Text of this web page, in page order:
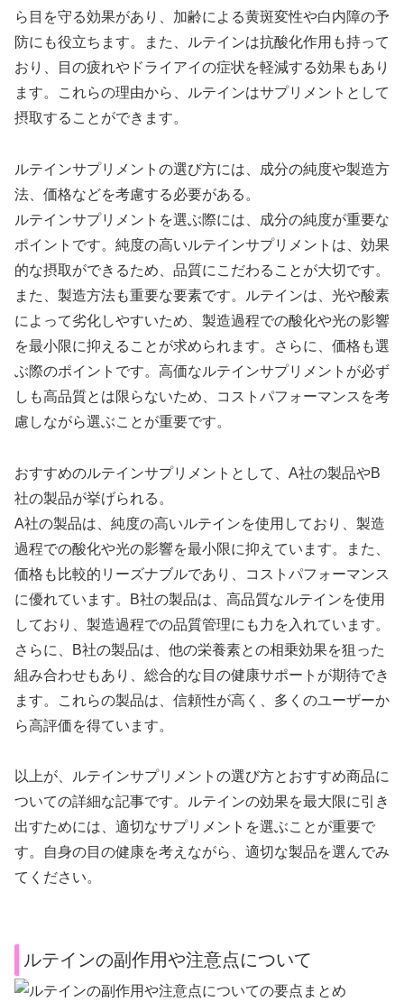
ら目を守る効果があり、加齢による黄斑変性や白内障の予
防にも役立ちます。また、ルテインは抗酸化作用も持って
おり、目の疲れやドライアイの症状を軽減する効果もあり
ます。これらの理由から、ルテインはサプリメントとして
摂取することができます。
ルテインサプリメントの選び方には、成分の純度や製造方
法、価格などを考慮する必要がある。
ルテインサプリメントを選ぶ際には、成分の純度が重要な
ポイントです。純度の高いルテインサプリメントは、効果
的な摂取ができるため、品質にこだわることが大切です。
また、製造方法も重要な要素です。ルテインは、光や酸素
によって劣化しやすいため、製造過程での酸化や光の影響
を最小限に抑えることが求められます。さらに、価格も選
ぶ際のポイントです。高価なルテインサプリメントが必ず
しも高品質とは限らないため、コストパフォーマンスを考
慮しながら選ぶことが重要です。
おすすめのルテインサプリメントとして、A社の製品やB
社の製品が挙げられる。
A社の製品は、純度の高いルテインを使用しており、製造
過程での酸化や光の影響を最小限に抑えています。また、
価格も比較的リーズナブルであり、コストパフォーマンス
に優れています。B社の製品は、高品質なルテインを使用
しており、製造過程での品質管理にも力を入れています。
さらに、B社の製品は、他の栄養素との相乗効果を狙った
組み合わせもあり、総合的な目の健康サポートが期待でき
ます。これらの製品は、信頼性が高く、多くのユーザーか
ら高評価を得ています。
以上が、ルテインサプリメントの選び方とおすすめ商品に
ついての詳細な記事です。ルテインの効果を最大限に引き
出すためには、適切なサプリメントを選ぶことが重要で
す。自身の目の健康を考えながら、適切な製品を選んでみ
てください。
ルテインの副作用や注意点について